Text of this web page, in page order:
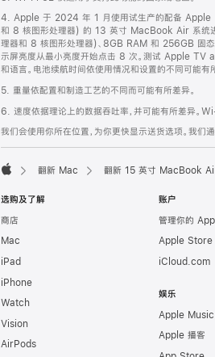
脚
4. Apple 于 2024 年 1 月使用试生产的配备 Apple
和 8 核图形处理器) 的 13 英寸 MacBook Air 系统
理器和 8 核图形处理器)、8GB RAM 和 256GB 固态
示屏亮度从最小亮度开始点击 8 次。测试 Apple TV
和语言。电池续航时间依使用情况和设置的不同可能
5. 重量依配置和制造工艺的不同而可能有所差异。
6. 速度依据理论上的数据吞吐率，并可能有所差异。
我们会使用你所在位置，为你更快显示送货选项。我
翻新 Mac 翻新 15 英寸 MacBook
选购及了解
商店
Mac
iPad
iPhone
Watch
Vision
AirPods
账户
管理你的
Apple Store
iCloud.com
娱乐
Apple Music
Apple 播客